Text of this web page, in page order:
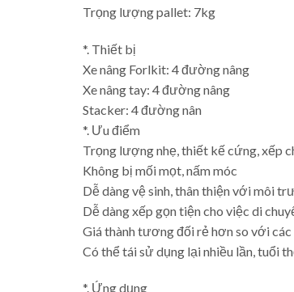
Trọng lượng pallet: 7kg
*. Thiết bị
Xe nâng Forlkit: 4 đường nâng
Xe nâng tay: 4 đường nâng
Stacker: 4 đường nân
*. Ưu điểm
Trọng lượng nhẹ, thiết kế cứng, xếp
Không bị mối mọt, nấm móc
Dễ dàng vệ sinh, thân thiện với môi
Dễ dàng xếp gọn tiện cho việc di
Giá thành tương đối rẻ hơn so với
Có thể tái sử dụng lại nhiều lần, tuổi
*. Ứng dụng